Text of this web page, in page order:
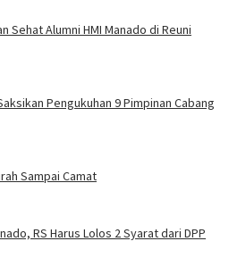
Sehat Alumni HMI Manado di Reuni
Pengukuhan 9 Pimpinan Cabang
Sampai Camat
RS Harus Lolos 2 Syarat dari DPP